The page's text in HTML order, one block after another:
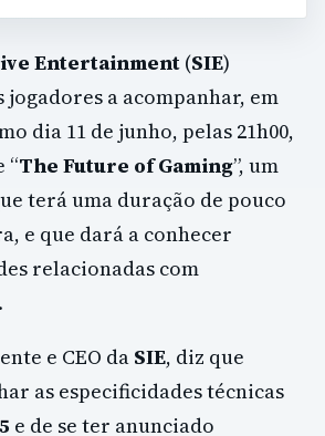
Entertainment (SIE)
jogadores a acompanhar, em
dia 11 de junho, pelas 21h00,
“The Future of Gaming”, um
terá uma duração de pouco
e que dará a conhecer
relacionadas com
.
e CEO da SIE, diz que
as especificidades técnicas
e de se ter anunciado